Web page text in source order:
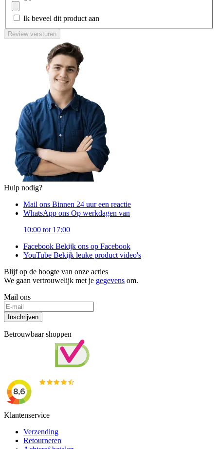
Ik beveel dit product aan
Review versturen
Hulp nodig?
Mail ons Binnen 24 uur een reactie
WhatsApp ons Op werkdagen van
10:00 tot 17:00
Facebook Bekijk ons op Facebook
YouTube Bekijk leuke product video's
Blijf op de hoogte van onze acties
We gaan vertrouwelijk met je gegevens om.
Mail ons
Inschrijven
Betrouwbaar shoppen
Klantenservice
Verzending
Retourneren